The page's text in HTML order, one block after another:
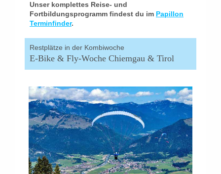
Unser komplettes Reise- und
Fortbildungsprogramm findest du im Papillon
Terminfinder.
Restplätze in der Kombiwoche
E-Bike & Fly-Woche Chiemgau & Tirol